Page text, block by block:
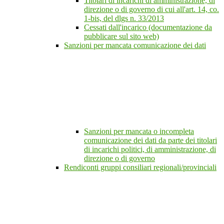
direzione o di governo di cui all'art. 14, co.
1-bis, del dlgs n. 33/2013
Cessati dall'incarico (documentazione da
pubblicare sul sito web)
Sanzioni per mancata comunicazione dei dati
Sanzioni per mancata o incompleta
comunicazione dei dati da parte dei titolari
di incarichi politici, di amministrazione, di
direzione o di governo
Rendiconti gruppi consiliari regionali/provinciali